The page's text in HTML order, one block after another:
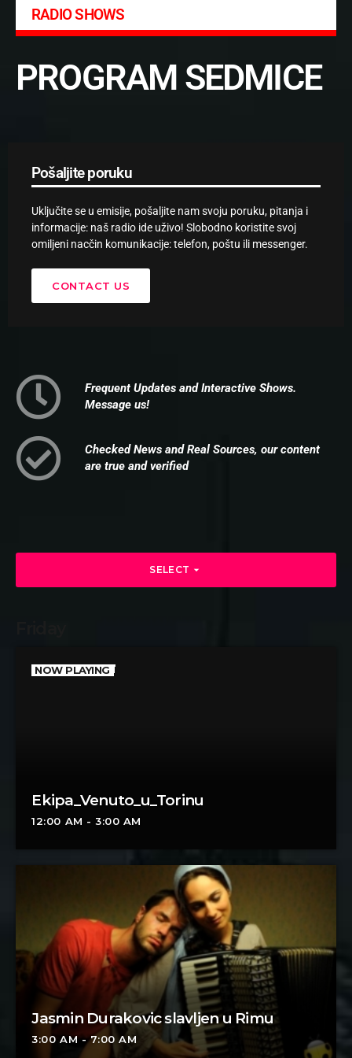
RADIO SHOWS
PROGRAM SEDMICE
Pošaljite poruku
Uključite se u emisije, pošaljite nam svoju poruku, pitanja i
informacije: naš radio ide uživo! Slobodno koristite svoj
omiljeni nacčin komunikacije: telefon, poštu ili messenger.
CONTACT US
Frequent Updates and Interactive Shows.
Message us!
Checked News and Real Sources, our content
are true and verified
SELECT arrow_drop_down
NOW PLAYING
Ekipa_Venuto_u_Torinu
12:00 AM - 3:00 AM
Jasmin Durakovic slavljen u Rimu
3:00 AM - 7:00 AM